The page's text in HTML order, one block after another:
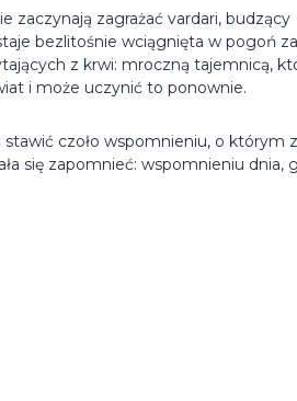
zaczynają zagrażać vardari, budzący
bezlitośnie wciągnięta w pogoń za
z krwi: mroczną tajemnicą,
i może uczynić to ponownie.
stawić czoło wspomnieniu, o którym
się zapomnieć: wspomnieniu dnia,